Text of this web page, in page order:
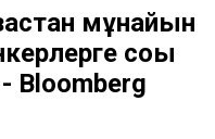
мұнайын
соққы
Bloomberg